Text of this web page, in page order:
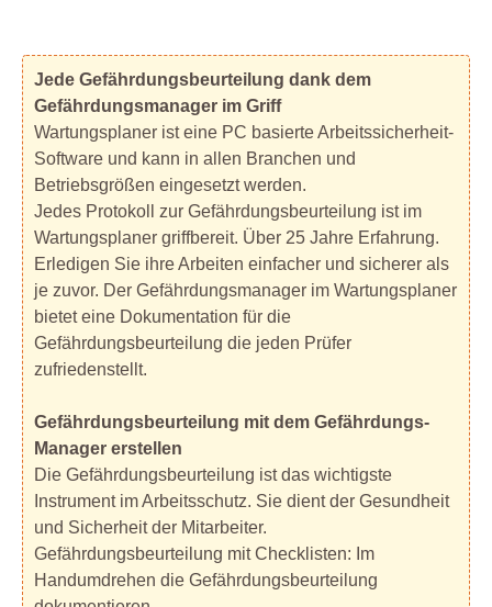
Jede Gefährdungsbeurteilung dank dem
Gefährdungsmanager im Griff
Wartungsplaner ist eine PC basierte Arbeitssicherheit-
Software und kann in allen Branchen und
Betriebsgrößen eingesetzt werden.
Jedes Protokoll zur Gefährdungsbeurteilung ist im
Wartungsplaner griffbereit. Über 25 Jahre Erfahrung.
Erledigen Sie ihre Arbeiten einfacher und sicherer als
je zuvor. Der Gefährdungsmanager im Wartungsplaner
bietet eine Dokumentation für die
Gefährdungsbeurteilung die jeden Prüfer
zufriedenstellt.
Gefährdungsbeurteilung mit dem Gefährdungs-
Manager erstellen
Die Gefährdungsbeurteilung ist das wichtigste
Instrument im Arbeitsschutz. Sie dient der Gesundheit
und Sicherheit der Mitarbeiter.
Gefährdungsbeurteilung mit Checklisten: Im
Handumdrehen die Gefährdungsbeurteilung